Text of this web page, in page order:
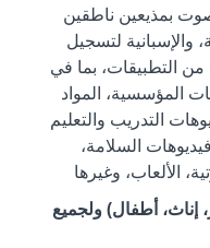
بمذيعين ناطقين
والإسبانية لتسجيل
التطبيقات، بما في
المؤسسية، المواد
التدريب والتعليم
السلامة،
إناث، أطفال) ولجميع